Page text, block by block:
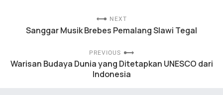
NEXT
Sanggar Musik Brebes Pemalang Slawi Tegal
PREVIOUS
Warisan Budaya Dunia yang Ditetapkan UNESCO dari
Indonesia